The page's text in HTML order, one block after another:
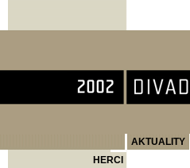
AKTUALITY
HERCI